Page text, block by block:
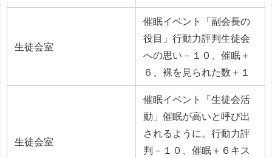
生徒会室
催眠イベント「副会長の
役目」行動力評判生徒会
への思い－１０、催眠＋
６、裸を見られた数＋１
生徒会室
催眠イベント「生徒会活
動」催眠が高いと呼び出
されるように。行動力評
判－１０、催眠＋６キス